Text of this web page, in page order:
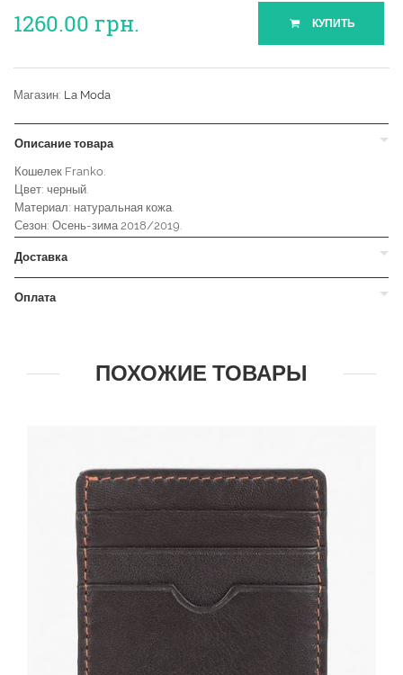
1260.00 грн. КУПИТЬ
Магазин: La Moda
Описание товара
Кошелек Franko.
Цвет: черный.
Материал: натуральная кожа.
Сезон: Осень-зима 2018/2019.
Доставка
Оплата
ПОХОЖИЕ ТОВАРЫ